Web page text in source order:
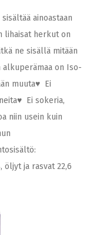
ainoastaan
lihaisat herkut on
ne sisällä mitään
alkuperämaa on Iso-
muuta♥ Ei
Ei sokeria,
niin usein kuin
öljyt ja rasvat 22,6